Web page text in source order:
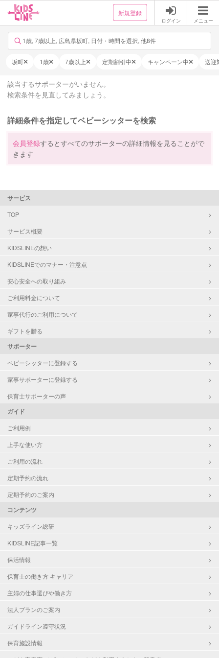
新規登録
ログイン メニュー
1歳, 7歳以上, 広島県坂町, 日付・時間を選択, 他8件
坂町 1歳 7歳以上 定期割引中 キャンペーン中 送迎
該当するサポーターがいません。
検索条件を見直してみましょう。
詳細条件を指定してベビーシッターを検索
会員登録するとすべてのサポーターの詳細情報を見ることがで
きます
サービス
TOP
サービス概要
KIDSLINEの想い
KIDSLINEでのマナー・注意点
安心安全への取り組み
ご利用料金について
家事代行のご利用について
ギフトを贈る
サポーター
ベビーシッターに登録する
家事サポーターに登録する
保育士サポーターの声
ガイド
ご利用例
上手な使い方
ご利用の流れ
定期予約の流れ
定期予約のご案内
コンテンツ
キッズライン総研
KIDSLINE記事一覧
保活情報
保育士の働き方 キャリア
主婦の仕事選びや働き方
法人プランのご案内
ガイドライン遵守状況
保育施設情報